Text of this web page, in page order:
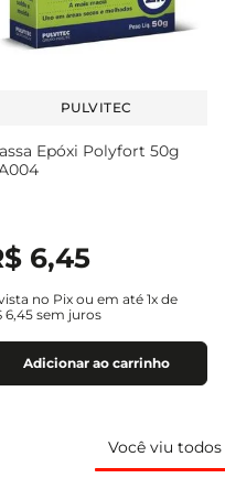
PULVITEC
Epóxi Polyfort 50g
6,45
no Pix ou em até1x de
6,45 sem juros
Adicionar ao carrinho
Você viu todos